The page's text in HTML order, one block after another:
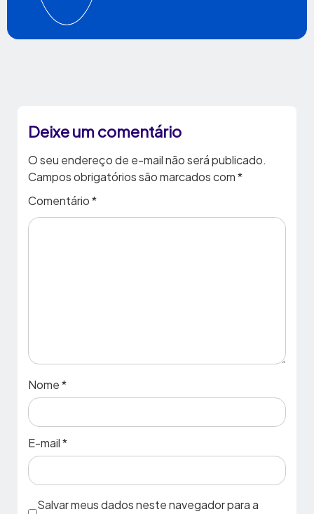
Deixe um comentário
O seu endereço de e-mail não será publicado.
Campos obrigatórios são marcados com*
Comentário*
Nome*
E-mail*
Salvar meus dados neste navegador para a